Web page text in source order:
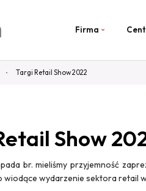
Firma
Targi Retail Show 2022
Show
br. mieliśmy przyjemność
wiodące wydarzenie sektora retail